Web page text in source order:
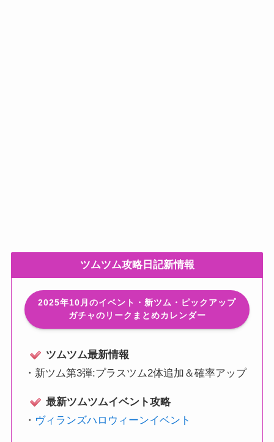
ツムツム攻略日記新情報
2025年10月のイベント・新ツム・ピックアップ
ガチャのリークまとめカレンダー
ツムツム最新情報
・ 新ツム第3弾:プラスツム2体追加＆確率アップ
最新ツムツムイベント攻略
・ ヴィランズハロウィーンイベント